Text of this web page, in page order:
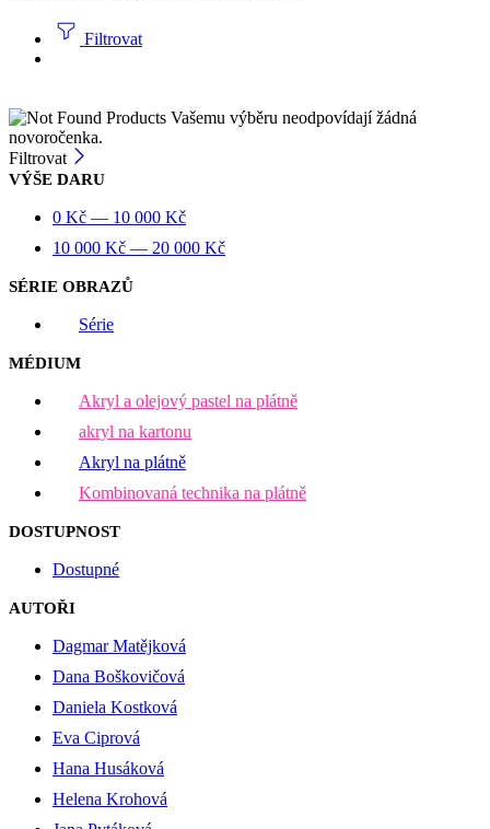
Filtrovat
Vašemu výběru neodpovídají žádná
novoročenka.
Filtrovat
VÝŠE DARU
0 Kč — 10 000 Kč
10 000 Kč — 20 000 Kč
SÉRIE OBRAZŮ
Série
MÉDIUM
Akryl a olejový pastel na plátně
akryl na kartonu
Akryl na plátně
Kombinovaná technika na plátně
DOSTUPNOST
Dostupné
AUTOŘI
Dagmar Matějková
Dana Boškovičová
Daniela Kostková
Eva Ciprová
Hana Husáková
Helena Krohová